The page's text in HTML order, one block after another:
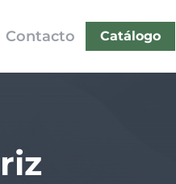
Contacto Catálogo